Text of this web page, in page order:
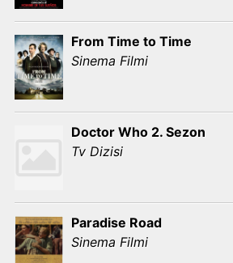
From Time to Time
Sinema Filmi
Doctor Who 2. Sezon
Tv Dizisi
Paradise Road
Sinema Filmi